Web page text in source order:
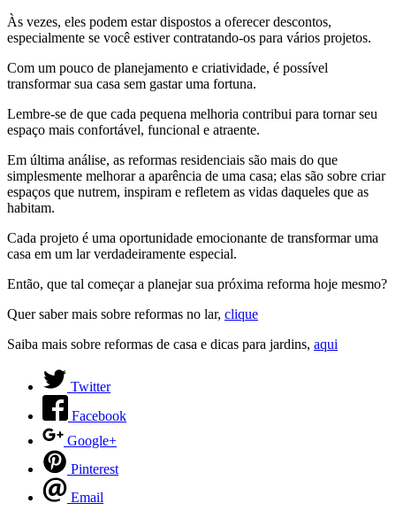
Às vezes, eles podem estar dispostos a oferecer descontos,
especialmente se você estiver contratando-os para vários projetos.
Com um pouco de planejamento e criatividade, é possível
transformar sua casa sem gastar uma fortuna.
Lembre-se de que cada pequena melhoria contribui para tornar seu
espaço mais confortável, funcional e atraente.
Em última análise, as reformas residenciais são mais do que
simplesmente melhorar a aparência de uma casa; elas são sobre criar
espaços que nutrem, inspiram e refletem as vidas daqueles que as
habitam.
Cada projeto é uma oportunidade emocionante de transformar uma
casa em um lar verdadeiramente especial.
Então, que tal começar a planejar sua próxima reforma hoje mesmo?
Quer saber mais sobre reformas no lar, clique
Saiba mais sobre reformas de casa e dicas para jardins, aqui
Twitter
Facebook
Google+
Pinterest
Email